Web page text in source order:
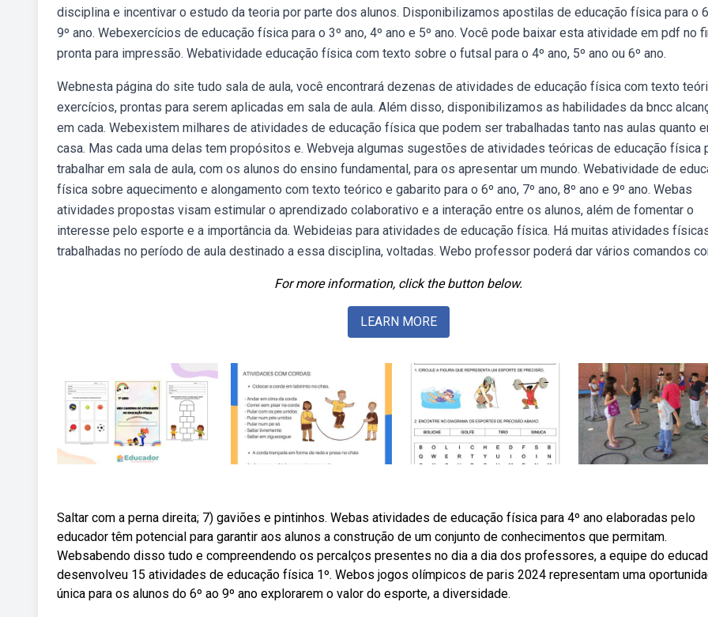
disciplina e incentivar o estudo da teoria por parte dos alunos. Disponibilizamos apostilas de educação física para o
9º ano. Webexercícios de educação física para o 3º ano, 4º ano e 5º ano. Você pode baixar esta atividade em pdf no
pronta para impressão. Webatividade educação física com texto sobre o futsal para o 4º ano, 5º ano ou 6º ano.
Webnesta página do site tudo sala de aula, você encontrará dezenas de atividades de educação física com texto
exercícios, prontas para serem aplicadas em sala de aula. Além disso, disponibilizamos as habilidades da bncc
em cada. Webexistem milhares de atividades de educação física que podem ser trabalhadas tanto nas aulas quanto
casa. Mas cada uma delas tem propósitos e. Webveja algumas sugestões de atividades teóricas de educação física
trabalhar em sala de aula, com os alunos do ensino fundamental, para os apresentar um mundo. Webatividade de
física sobre aquecimento e alongamento com texto teórico e gabarito para o 6º ano, 7º ano, 8º ano e 9º ano. Webas
atividades propostas visam estimular o aprendizado colaborativo e a interação entre os alunos, além de fomentar o
interesse pelo esporte e a importância da. Webideias para atividades de educação física. Há muitas atividades
trabalhadas no período de aula destinado a essa disciplina, voltadas. Webo professor poderá dar vários comandos
For more information, click the button below.
LEARN MORE
Saltar com a perna direita; 7) gaviões e pintinhos. Webas atividades de educação física para 4º ano elaboradas pelo
educador têm potencial para garantir aos alunos a construção de um conjunto de conhecimentos que permitam.
Websabendo disso tudo e compreendendo os percalços presentes no dia a dia dos professores, a equipe do
desenvolveu 15 atividades de educação física 1º. Webos jogos olímpicos de paris 2024 representam uma
única para os alunos do 6º ao 9º ano explorarem o valor do esporte, a diversidade.